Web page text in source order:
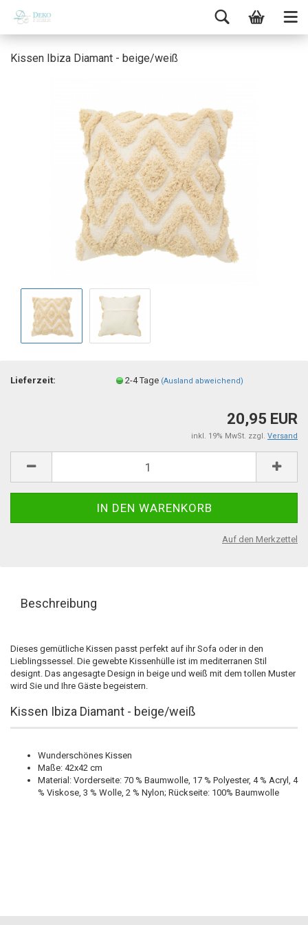
Kissen Ibiza Diamant - beige/weiß
Lieferzeit: 2-4 Tage (Ausland abweichend)
20,95 EUR
inkl. 19% MwSt. zzgl. Versand
Auf den Merkzettel
Beschreibung
Dieses gemütliche Kissen passt perfekt auf ihr Sofa oder in den
Lieblingssessel. Die gewebte Kissenhülle ist im mediterranen Stil
designt. Das angesagte Design in beige und weiß mit dem tollen Muster
wird Sie und Ihre Gäste begeistern.
Kissen Ibiza Diamant - beige/weiß
Wunderschönes Kissen
Maße: 42x42 cm
Material: Vorderseite: 70 % Baumwolle, 17 % Polyester, 4 % Acryl, 4
% Viskose, 3 % Wolle, 2 % Nylon; Rückseite: 100% Baumwolle